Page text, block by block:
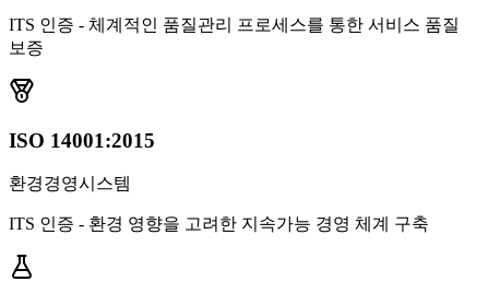
ITS 인증 - 체계적인 품질관리 프로세스를 통한 서비스 품질
보증
ISO 14001:2015
환경경영시스템
ITS 인증 - 환경 영향을 고려한 지속가능 경영 체계 구축